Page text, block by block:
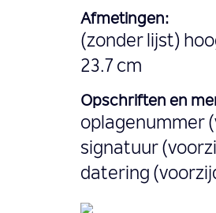
Afmetingen:
(zonder lijst)
23.7 cm
Opschriften en
oplagenummer
signatuur
datering